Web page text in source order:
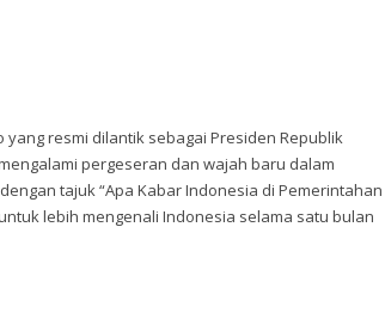
resmi dilantik sebagai Presiden Republik
pergeseran dan wajah baru dalam
tajuk “Apa Kabar Indonesia di Pemerintahan
lebih mengenali Indonesia selama satu bulan